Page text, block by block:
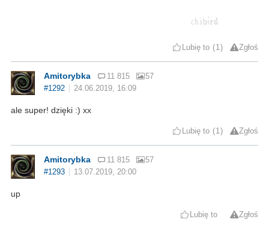
Lubię to 1 Zgłoś
Amitorybka 11 815
57
#1292
24.06.2019, 16:09
ale super! dzięki :) xx
Lubię to 1 Zgłoś
Amitorybka 11 815
57
#1293
13.07.2019, 20:00
up
Lubię to Zgłoś